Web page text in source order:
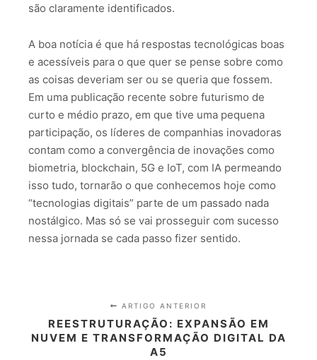
são claramente identificados.
A boa notícia é que há respostas tecnológicas boas
e acessíveis para o que quer se pense sobre como
as coisas deveriam ser ou se queria que fossem.
Em uma publicação recente sobre futurismo de
curto e médio prazo, em que tive uma pequena
participação, os líderes de companhias inovadoras
contam como a convergência de inovações como
biometria, blockchain, 5G e IoT, com IA permeando
isso tudo, tornarão o que conhecemos hoje como
“tecnologias digitais” parte de um passado nada
nostálgico. Mas só se vai prosseguir com sucesso
nessa jornada se cada passo fizer sentido.
ARTIGO ANTERIOR
REESTRUTURAÇÃO: EXPANSÃO EM
NUVEM E TRANSFORMAÇÃO DIGITAL DA
A5